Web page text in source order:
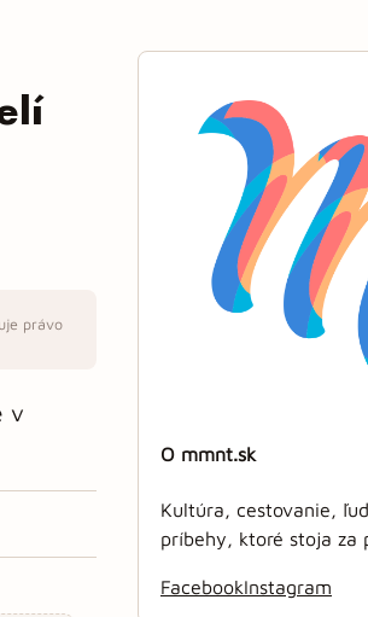
právo
v
O mmnt.sk
Kultúra, cestovanie,
príbehy, ktoré stoja za
FacebookInstagram